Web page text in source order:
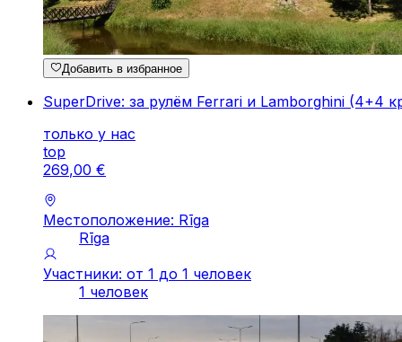
Добавить в избранное
SuperDrive: за рулём Ferrari и Lamborghini (4+4
только у нас
top
269,00 €
Местоположение: Rīga
Rīga
Участники: от 1 до 1 человек
1 человек